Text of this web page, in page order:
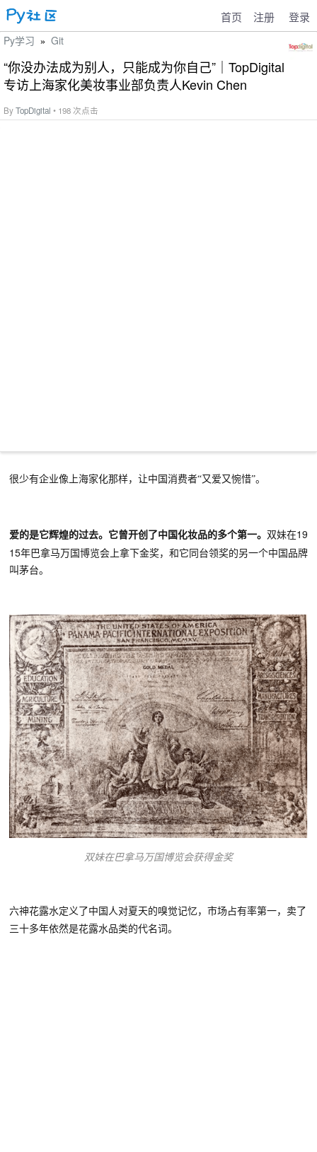
首页 注册 登录
Py学习 » Git
“你没办法成为别人，只能成为你自己”｜TopDigital
专访上海家化美妆事业部负责人Kevin Chen
ByTopDigital • 198 次点击
很少有企业像上海家化那样，让中国消费者“又爱又惋惜”。
爱的是它辉煌的过去。它曾开创了中国化妆品的多个第一。 双妹在19
15年巴拿马万国博览会上拿下金奖，和它同台领奖的另一个中国品牌
叫茅台。
双妹在巴拿马万国博览会获得金奖
六神花露水定义了中国人对夏天的嗅觉记忆，市场占有率第一，卖了
三十多年依然是花露水品类的代名词。